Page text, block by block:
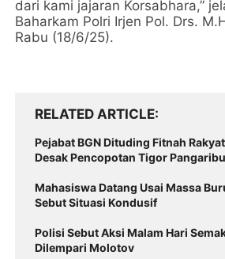
dari kami jajaran Korsabhara,”
Baharkam Polri Irjen Pol. Drs.
Rabu (18/6/25).
RELATED ARTICLE
Pejabat BGN Dituding Fitnah
Desak Pencopotan Tigor
Mahasiswa Datang Usai Massa
Sebut Situasi Kondusif
Polisi Sebut Aksi Malam Hari
Dilempari Molotov